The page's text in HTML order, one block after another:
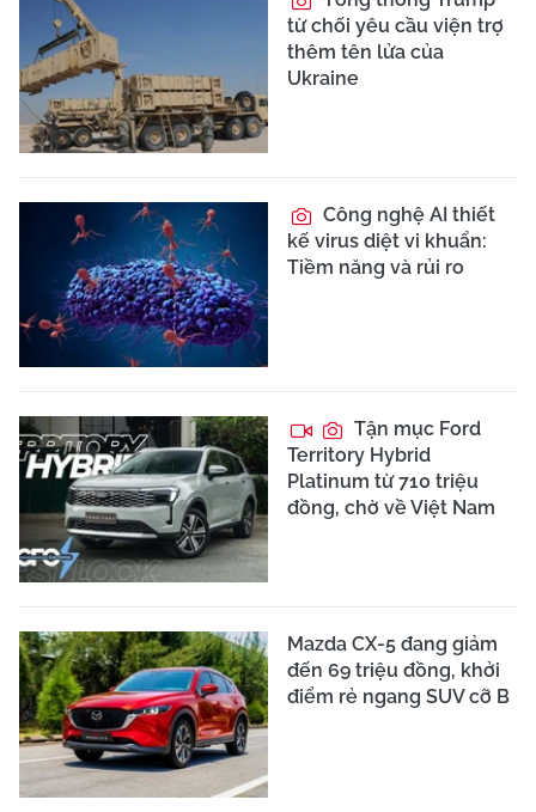
từ chối yêu cầu viện trợ
thêm tên lửa của
Ukraine
Công nghệ AI thiết
kế virus diệt vi khuẩn:
Tiềm năng và rủi ro
Tận mục Ford
Territory Hybrid
Platinum từ 710 triệu
đồng, chờ về Việt Nam
Mazda CX-5 đang giảm
đến 69 triệu đồng, khởi
điểm rẻ ngang SUV cỡ B